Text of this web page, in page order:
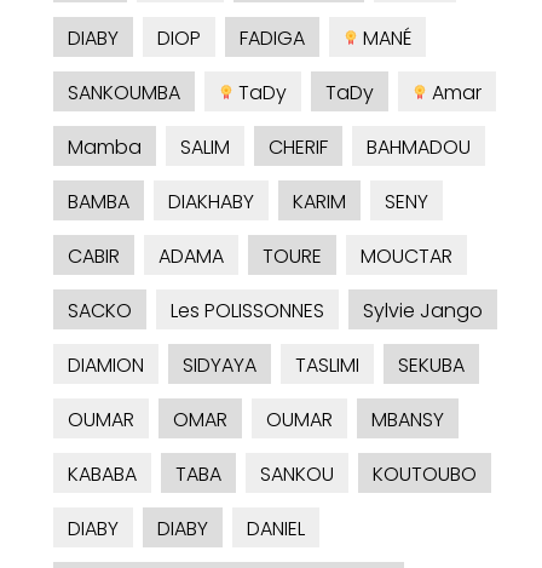
DIABY
DIOP FADIGA
MANÉ
SANKOUMBA
TaDy TaDy
Amar
Mamba
SALIM CHERIF
BAHMADOU
BAMBA
DIAKHABY KARIM
SENY
CABIR
ADAMA TOURE
MOUCTAR
SACKO
Les POLISSONNES
Sylvie Jango
DIAMION
SIDYAYA TASLIMI
SEKUBA
OUMAR
OMAR OUMAR
MBANSY
KABABA
TABA SANKOU
KOUTOUBO
DIABY
DIABY
DANIEL